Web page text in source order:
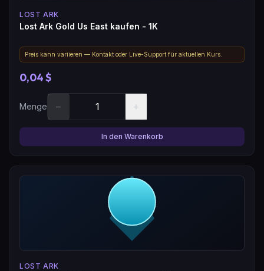
LOST ARK
Lost Ark Gold Us East kaufen - 1K
Preis kann variieren — Kontakt oder Live-Support für aktuellen Kurs.
0,04 $
Menge − +
In den Warenkorb
LOST ARK